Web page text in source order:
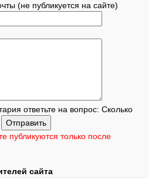
(не публикуется на сайте)
ответьте на вопрос: Сколько
публикуются только после
сайта